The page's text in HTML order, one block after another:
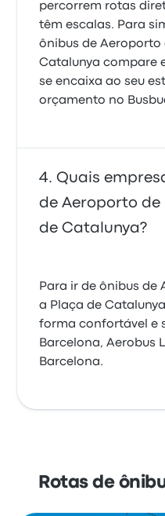
percorrem rotas
têm escalas. Para
ônibus de Aeroporto
Catalunya compare
se encaixa ao seu
orçamento no
Quais
de Aeroporto de
de Catalunya?
Para ir de ônibus de
a Plaça de
forma confortável e
Barcelona, Aerobus
Barcelona.
Rotas de